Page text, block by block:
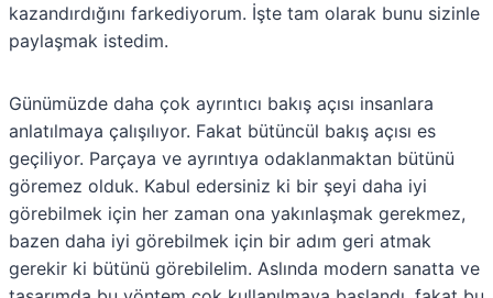
kazandırdığını farkediyorum. İşte tam olarak bunu sizinle
paylaşmak istedim.
Günümüzde daha çok ayrıntıcı bakış açısı insanlara
anlatılmaya çalışılıyor. Fakat bütüncül bakış açısı es
geçiliyor. Parçaya ve ayrıntıya odaklanmaktan bütünü
göremez olduk. Kabul edersiniz ki bir şeyi daha iyi
görebilmek için her zaman ona yakınlaşmak gerekmez,
bazen daha iyi görebilmek için bir adım geri atmak
gerekir ki bütünü görebilelim. Aslında modern sanatta ve